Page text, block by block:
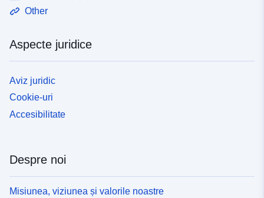
Other
Aspecte juridice
Aviz juridic
Cookie-uri
Accesibilitate
Despre noi
Misiunea, viziunea și valorile noastre